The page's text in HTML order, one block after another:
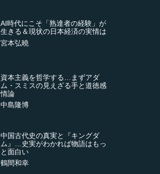
AI時代にこそ「熟達者の経験」が
生きる＆現状の日本経済の実情は
宮本弘曉
資本主義を哲学する…まずアダ
ム・スミスの見えざる手と道徳感
情論
中島隆博
中国古代史の真実と『キングダ
ム』…史実がわかれば物語はもっ
と面白い
鶴間和幸